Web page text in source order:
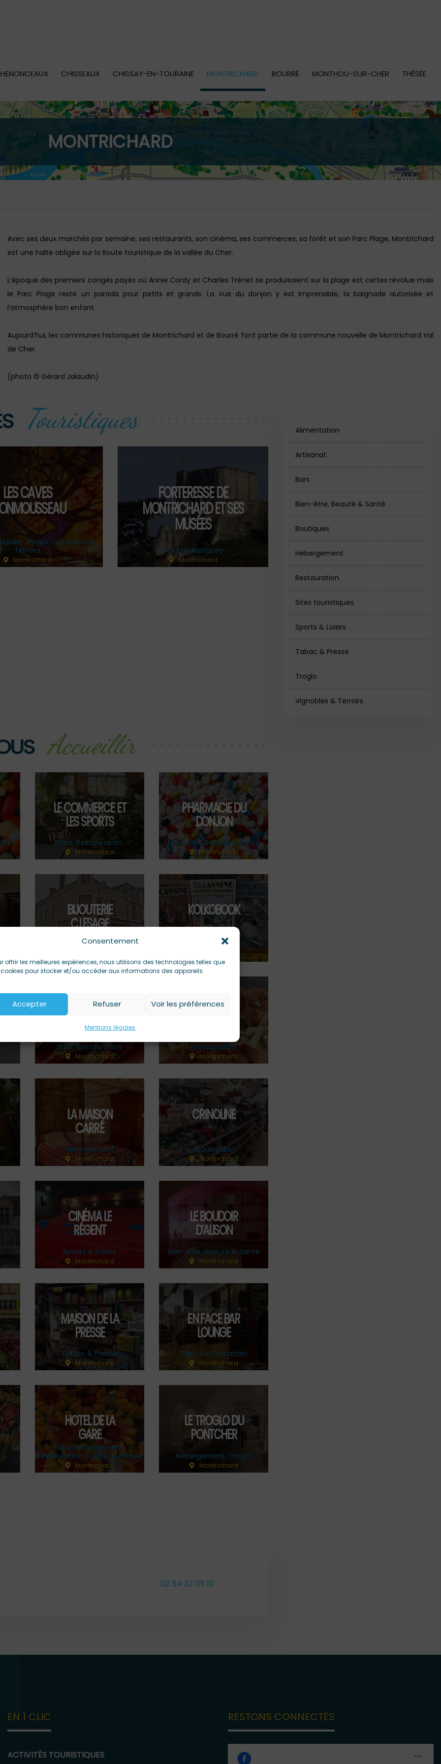
Consentement
offrir les meilleures expériences, nous utilisons des technologies telles que
pour stocker et/ou accéder aux informations des appareils.
Accepter Refuser Voir les préférences
Mentions légales
CHISSEAUX CHISSAY-EN-TOURAINE MONTRICHARD BOURRÉ MONTHOU-SUR-CHER THÉSÉE
MONTRICHARD
Avec ses deux marchés par semaine, ses restaurants, son cinéma, ses commerces, sa forêt et son Parc Plage, Montrichard
est une halte obligée sur la Route touristique de la vallée du Cher.
L’époque des premiers congés payés où Annie Cordy et Charles Trénet se produisaient sur la plage est certes révolue mais
le Parc Plage reste un paradis pour petits et grands. La vue du donjon y est imprenable, la baignade autorisée et
l’atmosphère bon enfant.
Aujourd’hui, les communes historiques de Montrichard et de Bourré font partie de la commune nouvelle de Montrichard Val
de Cher.
(photo © Gérard Jalaudin)
Touristiques
LES CAVES
, Troglo, Vignobles &
Terroirs
Montrichard
FORTERESSE DE
MONTRICHARD ET SES
MUSÉES
Sites touristiques
Montrichard
Accueillir
LE COMMERCE ET
LES SPORTS
Bars, Restauration
Montrichard
PHARMACIE DU
DONJON
Bien-être, Beauté & Santé
Montrichard
BIJOUTERIE
C.LESAGE
Boutiques
KOLKOBOOK
Boutiques
LE CUL DORÉ
Bars, Restauration
Montrichard
LA FABRIQUE
Restauration
Montrichard
LA MAISON
CARRÉ
Hébergement
Montrichard
CRINOLINE
Boutiques
Montrichard
CINÉMA LE
RÉGENT
Sports & Loisirs
Montrichard
LE BOUDOIR
D’ALISON
Bien-être, Beauté & Santé
Montrichard
MAISON DE LA
PRESSE
Tabac & Presse
Montrichard
EN FACE BAR
LOUNGE
Bars, Restauration
Montrichard
HOTEL DE LA
GARE
Bars, Hébergement,
Restauration, Tabac & Presse
Montrichard
LE TROGLO DU
PONTCHER
Hébergement, Troglo
Montrichard
02 54 32 05 10
Alimentation
Artisanat
Bars
Bien-être, Beauté & Santé
Boutiques
Hébergement
Restauration
Sites touristiques
Sports & Loisirs
Tabac & Presse
Troglo
Vignobles & Terroirs
EN 1 CLIC
ACTIVITÉS TOURISTIQUES
RESTONS CONNECTÉS